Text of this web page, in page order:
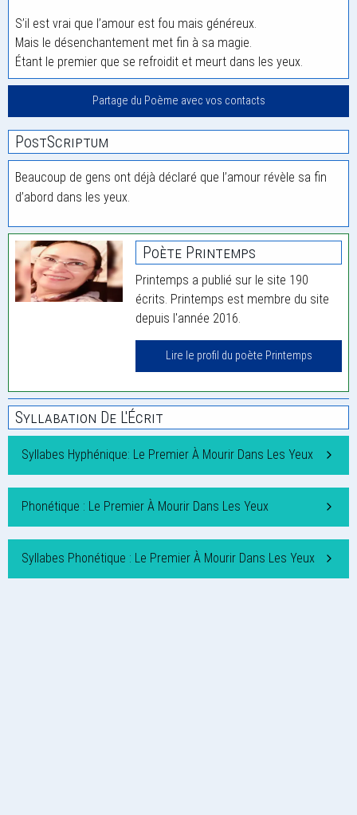
S’il est vrai que l’amour est fou mais généreux.
Mais le désenchantement met fin à sa magie.
Étant le premier que se refroidit et meurt dans les yeux.
Partage du Poème avec vos contacts
PostScriptum
Beaucoup de gens ont déjà déclaré que l’amour révèle sa fin
d’abord dans les yeux.
Poète Printemps
Printemps a publié sur le site 190
écrits. Printemps est membre du site
depuis l'année 2016.
Lire le profil du poète Printemps
Syllabation De L'Écrit
Syllabes Hyphénique: Le Premier À Mourir Dans Les Yeux
Phonétique : Le Premier À Mourir Dans Les Yeux
Syllabes Phonétique : Le Premier À Mourir Dans Les Yeux